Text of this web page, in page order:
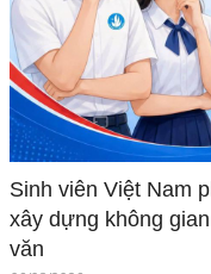
Sinh viên Việt Nam
xây dựng không
văn